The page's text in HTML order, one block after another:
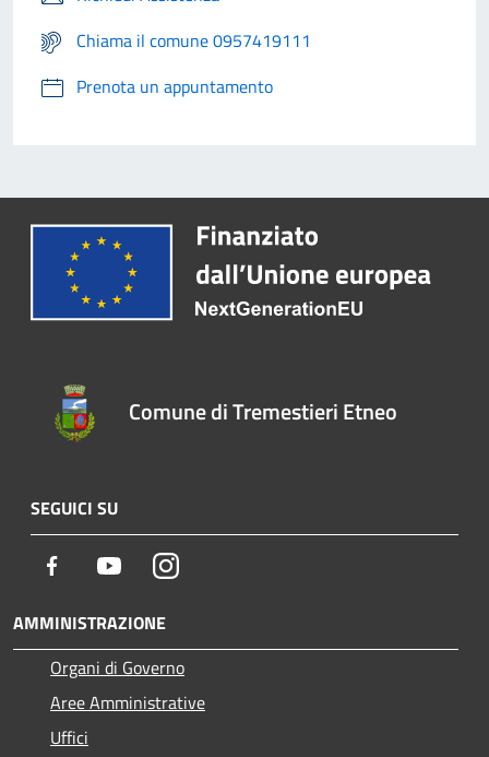
Chiama il comune 0957419111
Prenota un appuntamento
Comune di Tremestieri Etneo
SEGUICI SU
Facebook YoutubeInstagram
AMMINISTRAZIONE
Organi di Governo
Aree Amministrative
Uffici